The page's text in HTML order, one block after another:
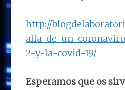
http://
alla-de-un-
2-y-la-covid-19/
Esperamos que os